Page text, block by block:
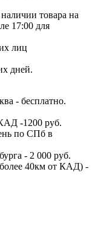
товара на
17:00 для
лиц
дней.
- бесплатно.
-1200 руб.
по СПб в
- 2 000 руб.
40км от КАД) -